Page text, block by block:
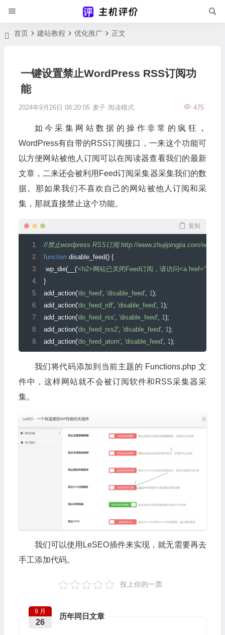
首页 建站教程 优化推广 正文
一键设置禁止WordPress RSS订阅功
能
2024年9月26日 08:20:05 麦子 475
阅读模式
如今采集网站数据的操作非常的疯狂，
WordPress有自带的RSS订阅接口，一来这个功能可
以方便网站被他人订阅可以在阅读器查看我们的最新
文章，二来还会被利用Feed订阅采集器采集我们的数
据。那如果我们不喜欢自己的网站被他人订阅和采
集，那就直接禁止这个功能。
复制
//禁止wordpress RSS订阅 http://www.zhujipingjia.com/
function disable_feed() {
wp_die(__ ('<h2>网站已关闭Feed订阅，请访问<a href="'
}
add_action('do_feed', 'disable_feed', 1);
add_action('do_feed_rdf', 'disable_feed', 1);
add_action('do_feed_rss', 'disable_feed', 1);
add_action('do_feed_rss2', 'disable_feed', 1);
add_action('do_feed_atom', 'disable_feed', 1);
我们将代码添加到当前主题的 Functions.php 文
件中，这样网站就不会被订阅软件和RSS采集器采
集。
我们可以使用LeSEO插件来实现，就无需要再去
手工添加代码。
投上你的一票
历年同日文章
9 月
26